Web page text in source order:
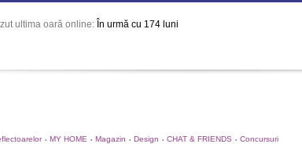
ultima oară online: În urmă cu 174 luni
• MY HOME • Magazin • Design • CHAT & FRIENDS • Concursuri